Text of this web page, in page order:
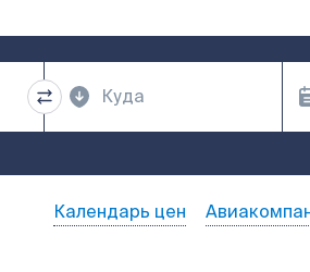
Календарь цен